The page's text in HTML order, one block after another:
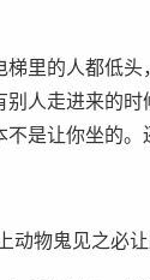
梯里的人都低
人走进来的
是让你坐的。
动物鬼见之必